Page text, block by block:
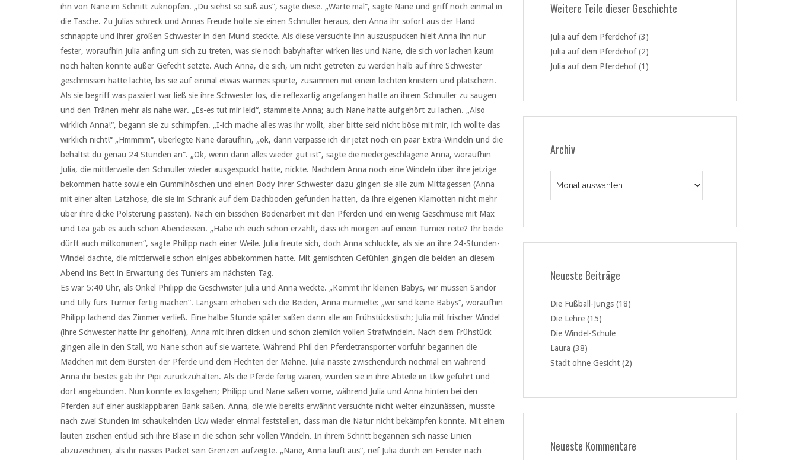
ihn von Nane im Schnitt zuknöpfen. „Du siehst so süß aus“, sagte diese. „Warte mal“, sagte Nane und griff noch einmal in
die Tasche. Zu Julias schreck und Annas Freude holte sie einen Schnuller heraus, den Anna ihr sofort aus der Hand
schnappte und ihrer großen Schwester in den Mund steckte. Als diese versuchte ihn auszuspucken hielt Anna ihn nur
fester, woraufhin Julia anfing um sich zu treten, was sie noch babyhafter wirken lies und Nane, die sich vor lachen kaum
noch halten konnte außer Gefecht setzte. Auch Anna, die sich, um nicht getreten zu werden halb auf ihre Schwester
geschmissen hatte lachte, bis sie auf einmal etwas warmes spürte, zusammen mit einem leichten knistern und plätschern.
Als sie begriff was passiert war ließ sie ihre Schwester los, die reflexartig angefangen hatte an ihrem Schnuller zu saugen
und den Tränen mehr als nahe war. „Es-es tut mir leid“, stammelte Anna; auch Nane hatte aufgehört zu lachen. „Also
wirklich Anna!“, begann sie zu schimpfen. „I-ich mache alles was ihr wollt, aber bitte seid nicht böse mit mir, ich wollte das
wirklich nicht!“ „Hmmmm“, überlegte Nane daraufhin, „ok, dann verpasse ich dir jetzt noch ein paar Extra-Windeln und die
behältst du genau 24 Stunden an“. „Ok, wenn dann alles wieder gut ist“, sagte die niedergeschlagene Anna, woraufhin
Julia, die mittlerweile den Schnuller wieder ausgespuckt hatte, nickte. Nachdem Anna noch eine Windeln über ihre jetzige
bekommen hatte sowie ein Gummihöschen und einen Body ihrer Schwester dazu gingen sie alle zum Mittagessen (Anna
mit einer alten Latzhose, die sie im Schrank auf dem Dachboden gefunden hatten, da ihre eigenen Klamotten nicht mehr
über ihre dicke Polsterung passten). Nach ein bisschen Bodenarbeit mit den Pferden und ein wenig Geschmuse mit Max
und Lea gab es auch schon Abendessen. „Habe ich euch schon erzählt, dass ich morgen auf einem Turnier reite? Ihr beide
dürft auch mitkommen“, sagte Philipp nach einer Weile. Julia freute sich, doch Anna schluckte, als sie an ihre 24-Stunden-
Windel dachte, die mittlerweile schon einiges abbekommen hatte. Mit gemischten Gefühlen gingen die beiden an diesem
Abend ins Bett in Erwartung des Tuniers am nächsten Tag.
Es war 5:40 Uhr, als Onkel Philipp die Geschwister Julia und Anna weckte. „Kommt ihr kleinen Babys, wir müssen Sandor
und Lilly fürs Turnier fertig machen“. Langsam erhoben sich die Beiden, Anna murmelte: „wir sind keine Babys“, woraufhin
Philipp lachend das Zimmer verließ. Eine halbe Stunde später saßen dann alle am Frühstückstisch; Julia mit frischer Windel
(ihre Schwester hatte ihr geholfen), Anna mit ihren dicken und schon ziemlich vollen Strafwindeln. Nach dem Frühstück
gingen alle in den Stall, wo Nane schon auf sie wartete. Während Phil den Pferdetransporter vorfuhr begannen die
Mädchen mit dem Bürsten der Pferde und dem Flechten der Mähne. Julia nässte zwischendurch nochmal ein während
Anna ihr bestes gab ihr Pipi zurückzuhalten. Als die Pferde fertig waren, wurden sie in ihre Abteile im Lkw geführt und
dort angebunden. Nun konnte es losgehen; Philipp und Nane saßen vorne, während Julia und Anna hinten bei den
Pferden auf einer ausklappbaren Bank saßen. Anna, die wie bereits erwähnt versuchte nicht weiter einzunässen, musste
nach zwei Stunden im schaukelnden Lkw wieder einmal feststellen, dass man die Natur nicht bekämpfen konnte. Mit einem
lauten zischen entlud sich ihre Blase in die schon sehr vollen Windeln. In ihrem Schritt begannen sich nasse Linien
abzuzeichnen, als ihr nasses Packet sein Grenzen aufzeigte. „Nane, Anna läuft aus“, rief Julia durch ein Fenster nach
Weitere Teile dieser Geschichte
Julia auf dem Pferdehof (3)
Julia auf dem Pferdehof (2)
Julia auf dem Pferdehof (1)
Archiv
Neueste Beiträge
Die Fußball-Jungs (18)
Die Lehre (15)
Die Windel-Schule
Laura (38)
Stadt ohne Gesicht (2)
Neueste Kommentare